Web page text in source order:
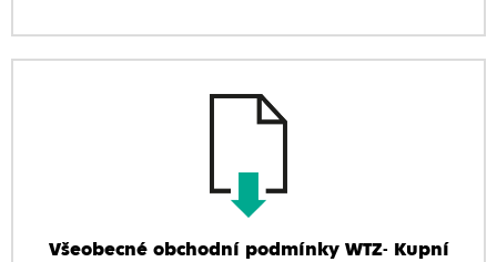
Všeobecné obchodní podmínky WTZ- Kupní